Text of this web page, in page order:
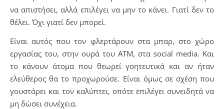
να απιστήσει, αλλά επιλέγει να μην το κάνει. Γιατί δεν το
θέλει. Όχι γιατί δεν μπορεί.
Είναι αυτός που τον φλερτάρουν στα μπαρ, στο χώρο
εργασίας του, στην ουρά του ΑΤΜ, στα social media. Και
το κάνουν άτομα που θεωρεί γοητευτικά και αν ήταν
ελεύθερος θα το προχωρούσε. Είναι όμως σε σχέση που
γουστάρει και τον καλύπτει, οπότε επιλέγει συνειδητά να
μη δώσει συνέχεια.